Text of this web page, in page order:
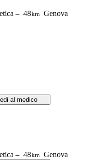
– 48km Genova
al medico
– 48km Genova